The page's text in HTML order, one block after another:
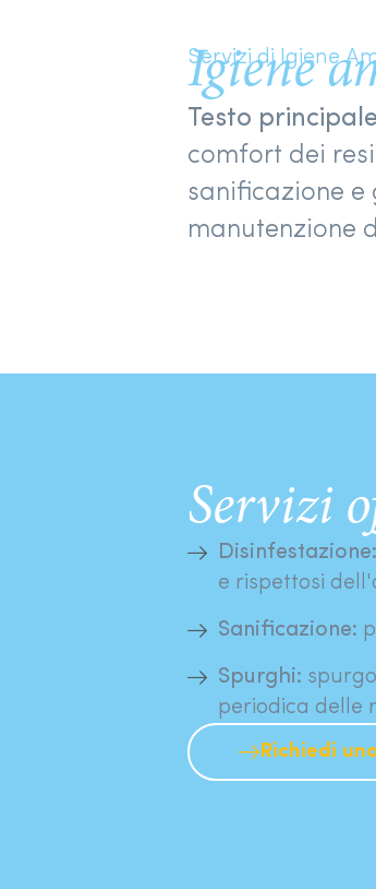
Servizi di Igiene
Igiene
Testo
comfort dei
sanificazione e
manutenzione
Servizi
Disinfestazione:
e rispettosi
Sanificazione:
Spurghi:
periodica delle
Richiedi